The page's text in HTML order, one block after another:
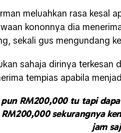
meluahkan rasa kesal
kononnya dia
sekali gus mengundang
sahaja dirinya terkesan
tempias apabila
RM200,000 tu tapi
sekurangnya
jam